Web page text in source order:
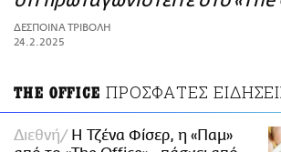
ΑΜΠΑ
PRINT
ΔΕΣΠΟΙΝΑ ΤΡΙΒΟΛΗ
24.2.2025
THE OFFICE ΠΡΟΣΦΑΤΕΣ
Διεθνή
Η Τζένα Φίσερ, η «Παμ»